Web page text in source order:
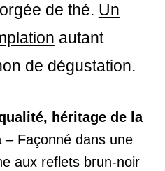
de thé. Un
autant
de dégustation.
héritage de la
– Façonné dans une
aux reflets brun-noir